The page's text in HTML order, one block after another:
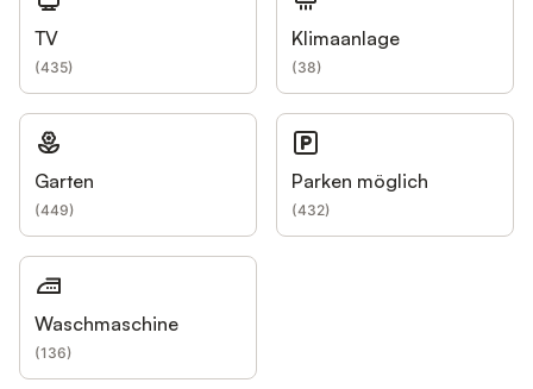
TV
(435)
Klimaanlage
(38)
Garten
(449)
Parken möglich
(432)
Waschmaschine
(136)